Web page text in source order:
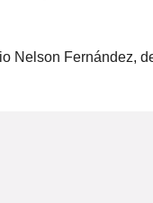
Nelson Fernández,